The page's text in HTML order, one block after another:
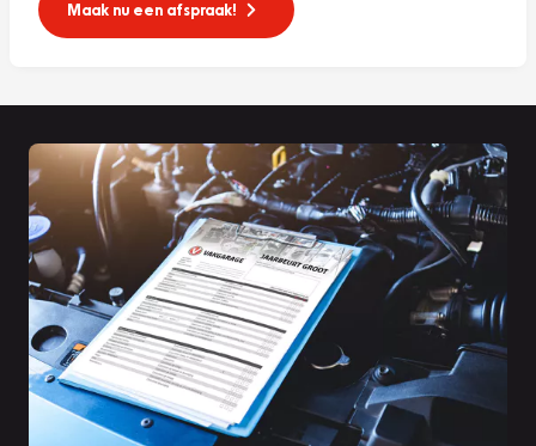
Maak nu een afspraak!